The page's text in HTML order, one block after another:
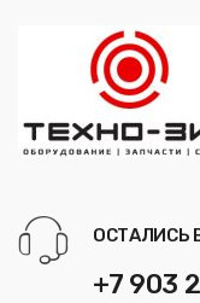
ОСТАЛИСЬ
+7 903